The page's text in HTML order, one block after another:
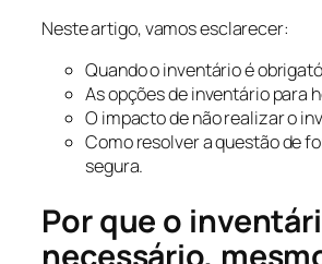
Neste artigo, vamos esclarecer:
Quando o inventário é
As opções de inventário para
O impacto de não realizar o
Como resolver a questão de
segura.
Por que o